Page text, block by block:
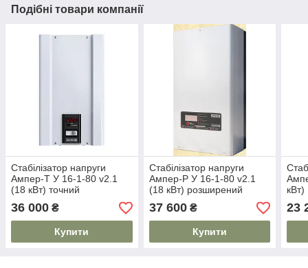
Подібні товари компанії
Стабілізатор напруги
Ампер-Т У 16-1-80 v2.1
(18 кВт) точний
36 000 ₴
Купити
Стабілізатор напруги
Ампер-Р У 16-1-80 v2.1
(18 кВт) розширений
37 600₴
Купити
кВт)
23